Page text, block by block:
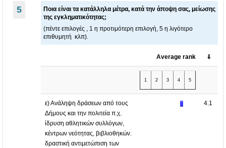
5
Ποια είναι τα κατάλληλα μέτρα, κατά την άποψη σας, μείωσης
της εγκληματικότητας;
(πέντε επιλογές , 1 η προτιμότερη επιλογή, 5 η λιγότερο
επιθυμητή κλπ).
Average rank ⇓
1 2 3 4 5
ε) Ανάληψη δράσεων από τους
Δήμους και την πολιτεία π.χ.
ίδρυση αθλητικών συλλόγων,
κέντρων νεότητας, βιβλιοθηκών.
δραστική αντιμετώπιση των
4.1